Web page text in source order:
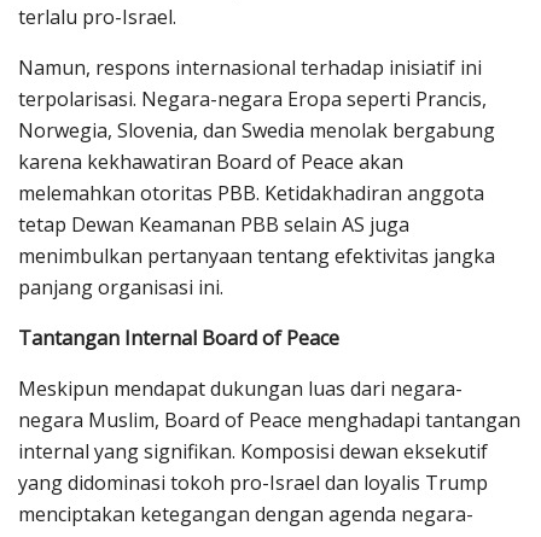
terlalu pro-Israel.
Namun, respons internasional terhadap inisiatif ini
terpolarisasi. Negara-negara Eropa seperti Prancis,
Norwegia, Slovenia, dan Swedia menolak bergabung
karena kekhawatiran Board of Peace akan
melemahkan otoritas PBB. Ketidakhadiran anggota
tetap Dewan Keamanan PBB selain AS juga
menimbulkan pertanyaan tentang efektivitas jangka
panjang organisasi ini.
Tantangan Internal Board of Peace
Meskipun mendapat dukungan luas dari negara-
negara Muslim, Board of Peace menghadapi tantangan
internal yang signifikan. Komposisi dewan eksekutif
yang didominasi tokoh pro-Israel dan loyalis Trump
menciptakan ketegangan dengan agenda negara-